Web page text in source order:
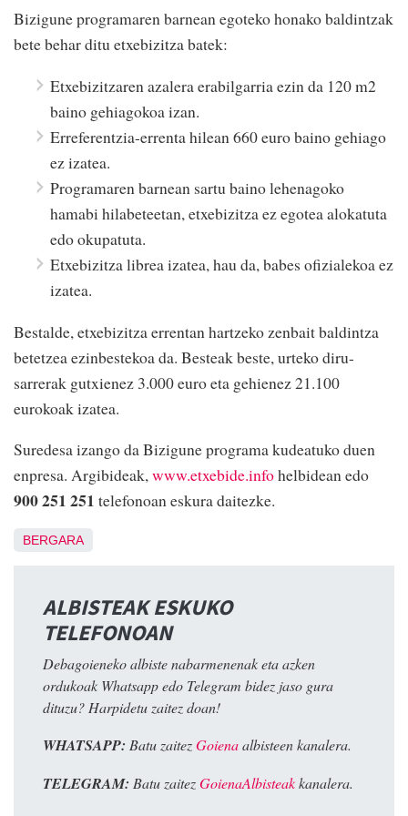
Bizigune programaren barnean egoteko honako baldintzak
bete behar ditu etxebizitza batek:
Etxebizitzaren azalera erabilgarria ezin da 120 m2
baino gehiagokoa izan.
Erreferentzia-errenta hilean 660 euro baino gehiago
ez izatea.
Programaren barnean sartu baino lehenagoko
hamabi hilabeteetan, etxebizitza ez egotea alokatuta
edo okupatuta.
Etxebizitza librea izatea, hau da, babes ofizialekoa ez
izatea.
Bestalde, etxebizitza errentan hartzeko zenbait baldintza
betetzea ezinbestekoa da. Besteak beste, urteko diru-
sarrerak gutxienez 3.000 euro eta gehienez 21.100
eurokoak izatea.
Suredesa izango da Bizigune programa kudeatuko duen
enpresa. Argibideak,www.etxebide.infohelbidean edo
900 251 251 telefonoan eskura daitezke.
BERGARA
ALBISTEAK ESKUKO
TELEFONOAN
Debagoieneko albiste nabarmenenak eta azken
ordukoak Whatsapp edo Telegram bidez jaso gura
dituzu? Harpidetu zaitez doan!
WHATSAPP: Batu zaitezGoienaalbisteen kanalera.
TELEGRAM: Batu zaitezGoienaAlbisteakkanalera.